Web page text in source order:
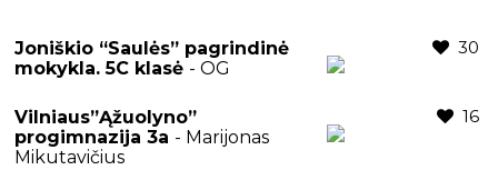
Joniškio “Saulės” pagrindinė
mokykla. 5C klasė - OG
30
Vilniaus”Ąžuolyno”
progimnazija 3a - Marijonas
Mikutavičius
16